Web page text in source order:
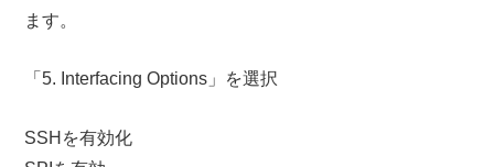
ます。
「5. Interfacing Options」を選択
SSHを有効化